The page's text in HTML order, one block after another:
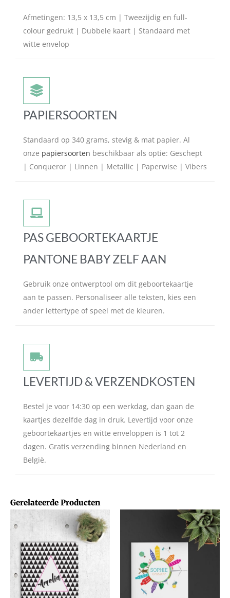
Afmetingen: 13,5 x 13,5 cm | Tweezijdig en full-
colour gedrukt | Dubbele kaart | Standaard met
witte envelop
PAPIERSOORTEN
Standaard op 340 grams, stevig & mat papier. Al
onze papiersoorten beschikbaar als optie: Geschept
| Conqueror | Linnen | Metallic | Paperwise | Vibers
PAS GEBOORTEKAARTJE
PANTONE BABY ZELF AAN
Gebruik onze ontwerptool om dit geboortekaartje
aan te passen. Personaliseer alle teksten, kies een
ander lettertype of speel met de kleuren.
LEVERTIJD & VERZENDKOSTEN
Bestel je voor 14:30 op een werkdag, dan gaan de
kaartjes dezelfde dag in druk. Levertijd voor onze
geboortekaartjes en witte enveloppen is 1 tot 2
dagen. Gratis verzending binnen Nederland en
België.
Gerelateerde Producten